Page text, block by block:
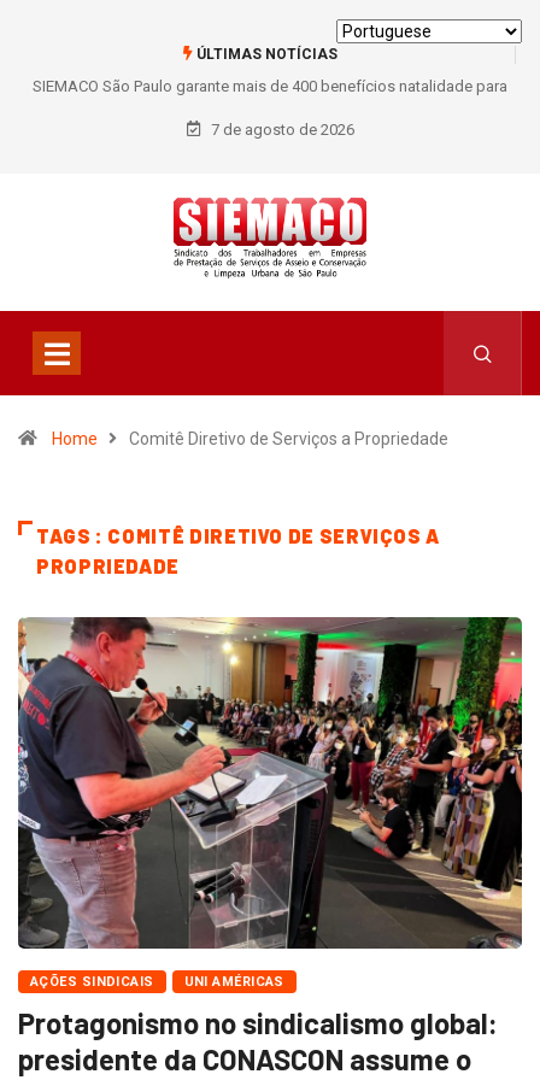
ÚLTIMAS NOTÍCIAS
SIEMACO São Paulo garante mais de 400 benefícios natalidade para
trabalhadores do Asseio em 2026
7 de agosto de 2026
Home Comitê Diretivo de Serviços a Propriedade
TAGS : COMITÊ DIRETIVO DE SERVIÇOS A
PROPRIEDADE
AÇÕES SINDICAIS UNI AMÉRICAS
Protagonismo no sindicalismo global:
presidente da CONASCON assume o